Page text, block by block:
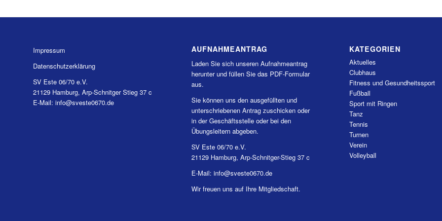
Impressum
Datenschutzerklärung
SV Este 06/70 e.V.
21129 Hamburg, Arp-Schnitger Stieg 37 c
E-Mail: info@sveste0670.de
AUFNAHMEANTRAG
Laden Sie sich unseren Aufnahmeantrag
herunter und füllen Sie das PDF-Formular
aus.
Sie können uns den ausgefüllten und
unterschriebenen Antrag zuschicken oder
in der Geschäftsstelle oder bei den
Übungsleitern abgeben.
SV Este 06/70 e.V.
21129 Hamburg, Arp-Schnitger-Stieg 37 c
E-Mail: info@sveste0670.de
Wir freuen uns auf Ihre Mitgliedschaft.
KATEGORIEN
Aktuelles
Clubhaus
Fitness und Gesundheitssport
Fußball
Sport mit Ringen
Tanz
Tennis
Turnen
Verein
Volleyball